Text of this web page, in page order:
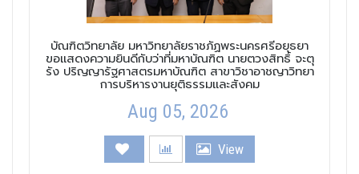
บัณฑิตวิทยาลัย มหาวิทยาลัยราชภัฏพระนครศรีอยุธยา
ขอแสดงความยินดีกับว่าที่มหาบัณฑิต นายตวงสิทธิ์ จะตุ
รัง ปริญญารัฐศาสตรมหาบัณฑิต สาขาวิชาอาชญาวิทยา
การบริหารงานยุติธรรมและสังคม
Aug 05, 2026
View